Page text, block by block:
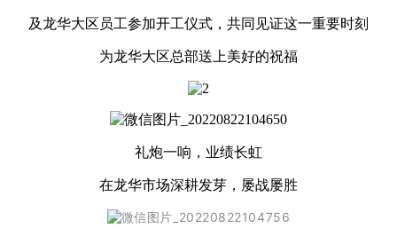
及龙华大区员工参加开工仪式，共同见证这一重要时刻
为龙华大区总部送上美好的祝福
礼炮一响，业绩长虹
在龙华市场深耕发芽，屡战屡胜